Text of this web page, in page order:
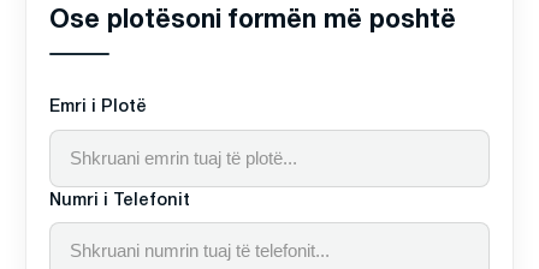
Ose plotësoni formën më poshtë
Emri i Plotë
Numri i Telefonit